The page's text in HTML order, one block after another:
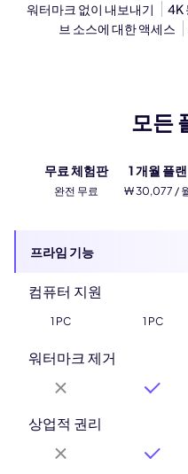
워터마크 없이 내보내기
4K
브 소스에 대한 액세스
모든
무료 체험판 1 개월 플랜
완전 무료 ₩ 30,077 /
프라임 기능
컴퓨터 지원
1 PC 1 PC
워터마크 제거
상업적 권리